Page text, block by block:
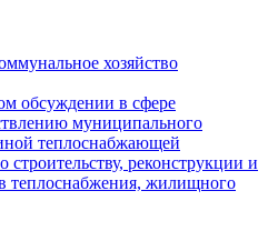
хозяйство
обсуждении в сфере
муниципального
теплоснабжающей
строительству, реконструкции и
теплоснабжения, жилищного